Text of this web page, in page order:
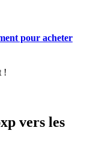
pour acheter
!
vers les